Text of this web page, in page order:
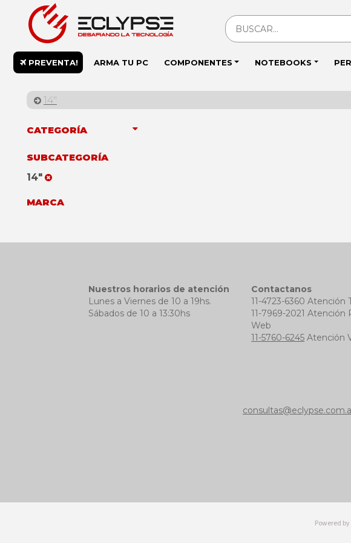
PREVENTA! ARMA TU PC COMPONENTES NOTEBOOKS
14"
CATEGORÍA
SUBCATEGORÍA
14"
MARCA
Nuestros horarios de atención
Lunes a Viernes de 10 a 19hs.
Sábados de 10 a 13:30hs
Contactanos
11-4723-6360 Atención
11-7969-2021 Atención
Web
11-5760-6245 Atención
Powered by